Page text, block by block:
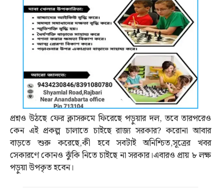
প্রশ্নও উঠছে ফের ক্লাসরুমে ফিরেছে পড়ুয়ার দল, তবে তারপরেও
কেন এই প্রকল্প চালাতে চাইছে রাজ্য সরকার? করোনা আবার
বাড়তে শুরু করেছে,কী হবে সবটাই অনিশ্চিত,সূত্রের খবর
সেকারণে কোনও ঝুঁকি নিতে চাইছে না সরকার।এবারও প্রায় ৮ লক্ষ
পড়ুয়া উপকৃত হবেন।